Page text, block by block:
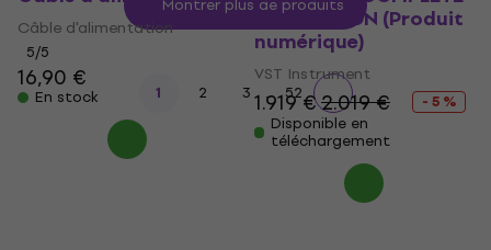
Câble d'alimentation
5/5
16,90 €
En stock
COLLECTION (Produit
numérique)
VST Instrument
1.919 €2.019 €
- 5 %
Disponible en
téléchargement
Montrer plus de produits
1 2 3 ... 52